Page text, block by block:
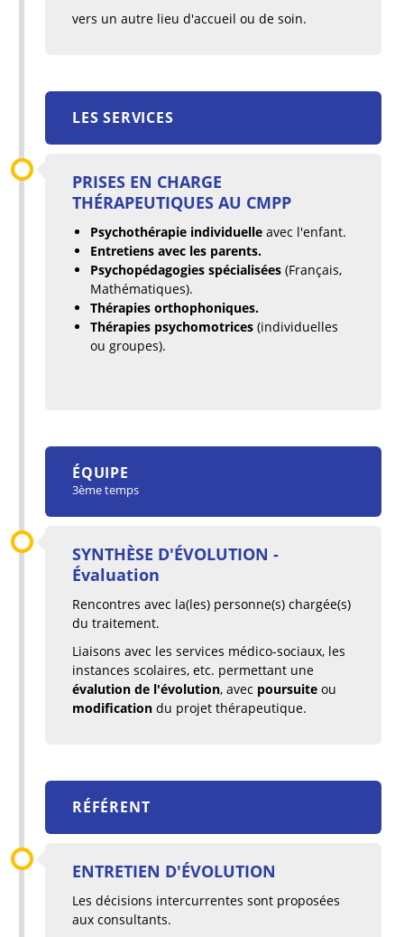
vers un autre lieu d'accueil ou de soin.
LES SERVICES
PRISES EN CHARGE
THÉRAPEUTIQUES AU CMPP
Psychothérapie individuelle avec l'enfant.
Entretiens avec les parents.
Psychopédagogies spécialisées (Français,
Mathématiques).
Thérapies orthophoniques.
Thérapies psychomotrices (individuelles
ou groupes).
ÉQUIPE
3ème temps
SYNTHÈSE D'ÉVOLUTION -
Évaluation
Rencontres avec la(les) personne(s) chargée(s)
du traitement.
Liaisons avec les services médico-sociaux, les
instances scolaires, etc. permettant une
évalution de l'évolution, avec poursuite ou
modification du projet thérapeutique.
RÉFÉRENT
ENTRETIEN D'ÉVOLUTION
Les décisions intercurrentes sont proposées
aux consultants.